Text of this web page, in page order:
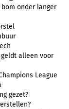
onder langer
alleen voor
League
gezet?